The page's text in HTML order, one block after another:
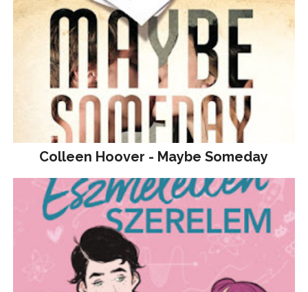
Colleen Hoover - Maybe Someday